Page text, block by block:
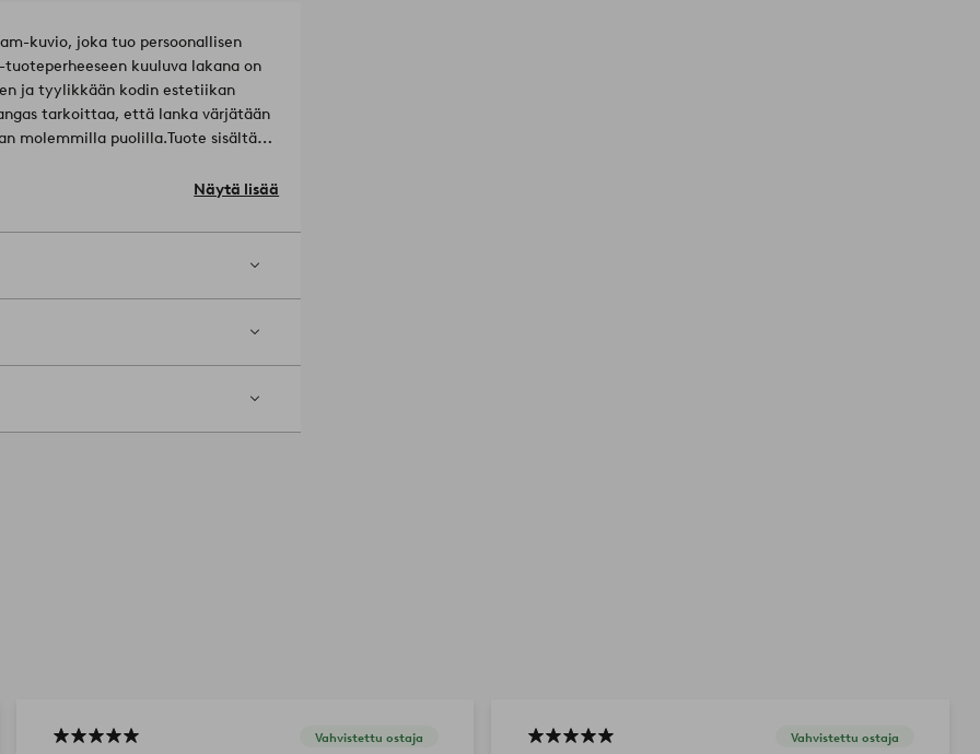
kuvio, joka tuo persoonallisen
tuoteperheeseen kuuluva lakana on
ja tyylikkään kodin estetiikan
tarkoittaa, että lanka värjätään
molemmilla puolilla.Tuote sisältää
lannoitteita ja muuntogeenisiä
maanviljelijöille sekä parempaaNäytä lisää
Vahvistettu ostaja Vahvistettu ostaja